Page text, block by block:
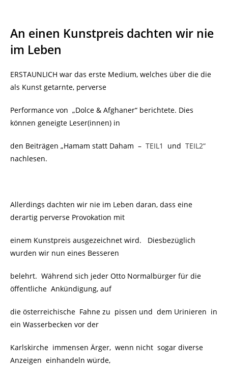
An einen Kunstpreis dachten wir nie
im Leben
ERSTAUNLICH war das erste Medium, welches über die die
als Kunst getarnte, perverse
Performance von „Dolce & Afghaner“ berichtete. Dies
können geneigte Leser(innen) in
den Beiträgen „Hamam statt Daham – TEIL1 und TEIL2“
nachlesen.
Allerdings dachten wir nie im Leben daran, dass eine
derartig perverse Provokation mit
einem Kunstpreis ausgezeichnet wird. Diesbezüglich
wurden wir nun eines Besseren
belehrt. Während sich jeder Otto Normalbürger für die
öffentliche Ankündigung, auf
die österreichische Fahne zu pissen und dem Urinieren in
ein Wasserbecken vor der
Karlskirche immensen Ärger, wenn nicht sogar diverse
Anzeigen einhandeln würde,